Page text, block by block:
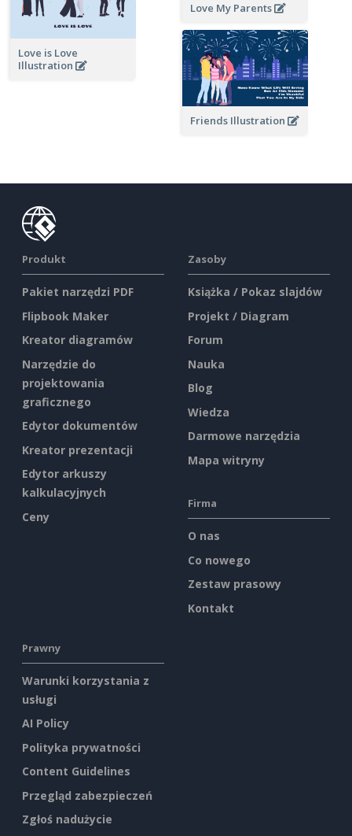
Love My Parents
Love is Love
Illustration
Friends Illustration
Produkt
Pakiet narzędzi PDF
Flipbook Maker
Kreator diagramów
Narzędzie do
projektowania
graficznego
Edytor dokumentów
Kreator prezentacji
Edytor arkuszy
kalkulacyjnych
Ceny
Zasoby
Książka / Pokaz slajdów
Projekt / Diagram
Forum
Nauka
Blog
Wiedza
Darmowe narzędzia
Mapa witryny
Firma
O nas
Co nowego
Zestaw prasowy
Kontakt
Prawny
Warunki korzystania z
usługi
AI Policy
Polityka prywatności
Content Guidelines
Przegląd zabezpieczeń
Zgłoś nadużycie